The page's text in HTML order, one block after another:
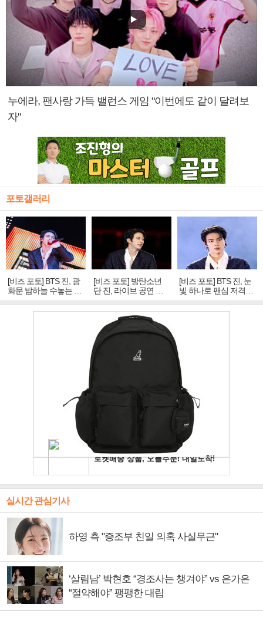
누에라, 팬사랑 가득 밸런스 게임 "이번에도 같이 달려보
자"
포토갤러리
[비즈 포토] BTS 진, 광
화문 밤하늘 수놓는 '비
주얼 킹'의 열창
[비즈 포토] 방탄소년
단 진, 라이브 공연 중
빛나는 독보적 아우라
[비즈 포토] BTS 진, 눈
빛 하나로 팬심 저격…
독보적 카리스마
실시간 관심기사
하영 측 "증조부 친일 의혹 사실무근"
‘살림남’ 박현호 “경조사는 챙겨야” vs 은가은
“절약해야” 팽팽한 대립